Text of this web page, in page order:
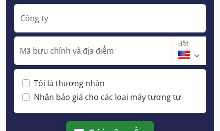
Công ty
Mã bưu chính và địa điểm
đất
Tôi là thương nhân
Nhận báo giá cho các loại máy tương tự